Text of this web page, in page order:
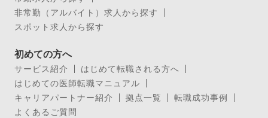
非常勤（アルバイト）求人から探す
スポット求人から探す
初めての方へ
サービス紹介
はじめて転職される方へ
はじめての医師転職マニュアル
キャリアパートナー紹介
拠点一覧
転職成功事例
よくあるご質問